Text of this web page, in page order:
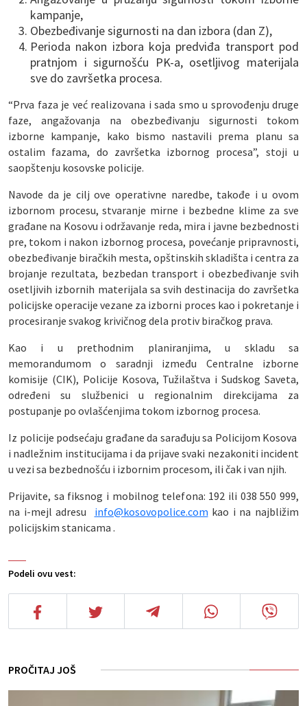
Podeli ovu vest:
kampanje,
Obezbeđivanje sigurnosti na dan izbora (dan Z),
Perioda nakon izbora koja predviđa transport pod
pratnjom i sigurnošću PK-a, osetljivog materijala
sve do završetka procesa.
“Prva faza je već realizovana i sada smo u sprovođenju druge
faze, angažovanja na obezbeđivanju sigurnosti tokom
izborne kampanje, kako bismo nastavili prema planu sa
ostalim fazama, do završetka izbornog procesa”, stoji u
saopštenju kosovske policije.
Navode da je cilj ove operativne naredbe, takođe i u ovom
izbornom procesu, stvaranje mirne i bezbedne klime za sve
građane na Kosovu i održavanje reda, mira i javne bezbednosti
pre, tokom i nakon izbornog procesa, povećanje pripravnosti,
obezbeđivanje biračkih mesta, opštinskih skladišta i centra za
brojanje rezultata, bezbedan transport i obezbeđivanje svih
osetljivih izbornih materijala sa svih destinacija do završetka
policijske operacije vezane za izborni proces kao i pokretanje i
procesiranje svakog krivičnog dela protiv biračkog prava.
Kao i u prethodnim planiranjima, u skladu sa
memorandumom o saradnji između Centralne izborne
komisije (CIK), Policije Kosova, Tužilaštva i Sudskog Saveta,
određeni su službenici u regionalnim direkcijama za
postupanje po ovlašćenjima tokom izbornog procesa.
Iz policije podsećaju građane da sarađuju sa Policijom Kosova
i nadležnim institucijama i da prijave svaki nezakoniti incident
u vezi sa bezbednošću i izbornim procesom, ili čak i van njih.
Prijavite, sa fiksnog i mobilnog telefona: 192 ili 038 550 999,
na i-mejl adresu info@kosovopolice.com kao i na najbližim
policijskim stanicama .
PROČITAJ JOŠ